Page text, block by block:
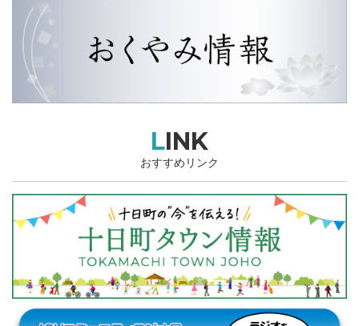
LINK
おすすめリンク